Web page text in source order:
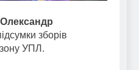
Олександр
зборів
УПЛ.